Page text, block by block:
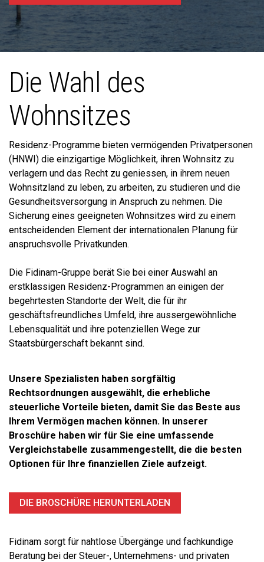
Die Wahl des
Wohnsitzes
Residenz-Programme bieten vermögenden Privatpersonen
(HNWI) die einzigartige Möglichkeit, ihren Wohnsitz zu
verlagern und das Recht zu geniessen, in ihrem neuen
Wohnsitzland zu leben, zu arbeiten, zu studieren und die
Gesundheitsversorgung in Anspruch zu nehmen. Die
Sicherung eines geeigneten Wohnsitzes wird zu einem
entscheidenden Element der internationalen Planung für
anspruchsvolle Privatkunden.
Die Fidinam-Gruppe berät Sie bei einer Auswahl an
erstklassigen Residenz-Programmen an einigen der
begehrtesten Standorte der Welt, die für ihr
geschäftsfreundliches Umfeld, ihre aussergewöhnliche
Lebensqualität und ihre potenziellen Wege zur
Staatsbürgerschaft bekannt sind.
Unsere Spezialisten haben sorgfältig
Rechtsordnungen ausgewählt, die erhebliche
steuerliche Vorteile bieten, damit Sie das Beste aus
Ihrem Vermögen machen können. In unserer
Broschüre haben wir für Sie eine umfassende
Vergleichstabelle zusammengestellt, die die besten
Optionen für Ihre finanziellen Ziele aufzeigt.
DIE BROSCHÜRE HERUNTERLADEN
Fidinam sorgt für nahtlose Übergänge und fachkundige
Beratung bei der Steuer-, Unternehmens- und privaten